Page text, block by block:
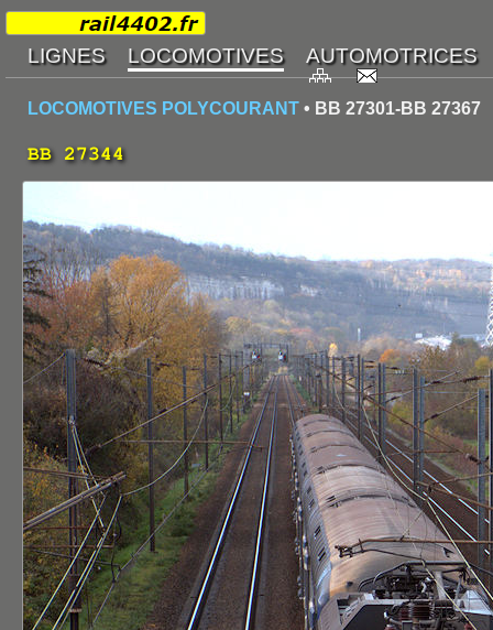
LOCOMOTIVES POLYCOURANT • BB 27301-BB 27367
BB 27344